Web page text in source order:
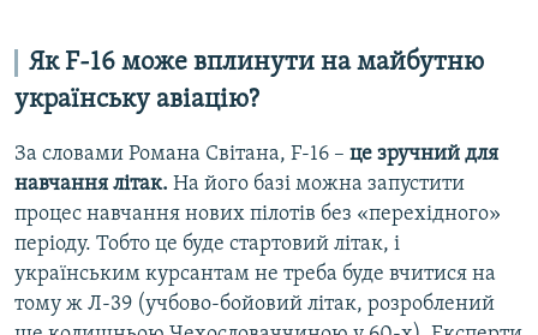
Як F-16 може вплинути на майбутню
українську авіацію?
За словами Романа Світана, F-16 – це зручний для
навчання літак. На його базі можна запустити
процес навчання нових пілотів без «перехідного»
періоду. Тобто це буде стартовий літак, і
українським курсантам не треба буде вчитися на
тому ж Л-39 (учбово-бойовий літак, розроблений